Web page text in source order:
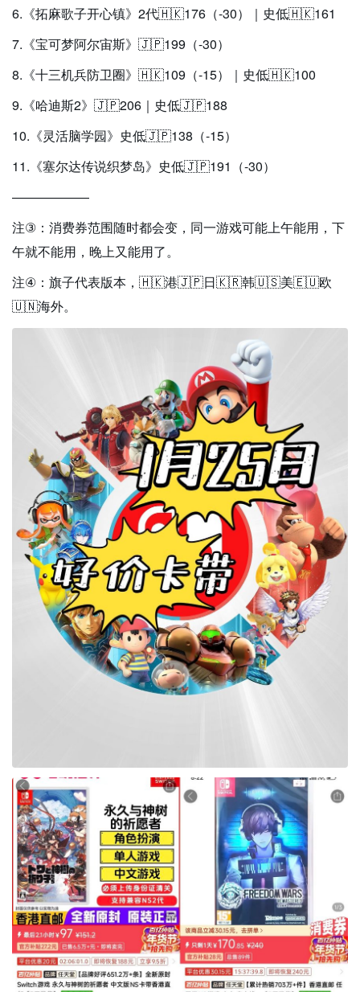
6.《拓麻歌子开心镇》2代🇭🇰176（-30）｜史低🇭🇰161
7.《宝可梦阿尔宙斯》🇯🇵199（-30）
8.《十三机兵防卫圈》🇭🇰109（-15）｜史低🇭🇰100
9.《哈迪斯2》🇯🇵206｜史低🇯🇵188
10.《灵活脑学园》史低🇯🇵138（-15）
11.《塞尔达传说织梦岛》史低🇯🇵191（-30）
——————
注③：消费券范围随时都会变，同一游戏可能上午能用，下
午就不能用，晚上又能用了。
注④：旗子代表版本，🇭🇰港🇯🇵日🇰🇷韩🇺🇸美🇪🇺欧
🇺🇳海外。